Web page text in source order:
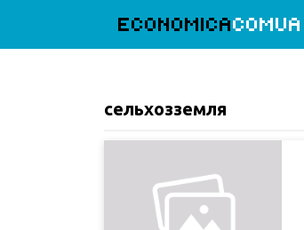
ECONOMICACOMUA
сельхозземля